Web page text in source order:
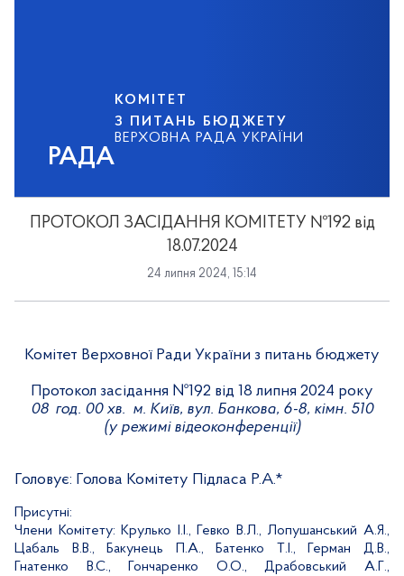
РАДА
КОМІТЕТ
З ПИТАНЬ БЮДЖЕТУ
ВЕРХОВНА РАДА УКРАЇНИ
ПРОТОКОЛ ЗАСІДАННЯ КОМІТЕТУ №192 від
18.07.2024
24 липня 2024, 15:14
Комітет Верховної Ради України з питань бюджету
Протокол засідання №192 від 18 липня 2024 року
08 год. 00 хв. м. Київ, вул. Банкова, 6-8, кімн. 510
(у режимі відеоконференції)
Головує: Голова Комітету Підласа Р.А.*
Присутні:
Члени Комітету:Крулько І.І., Гевко В.Л., Лопушанський А.Я.,
Цабаль В.В., Бакунець П.А., Батенко Т.І., Герман Д.В.,
Гнатенко В.С., Гончаренко О.О., Драбовський А.Г.,